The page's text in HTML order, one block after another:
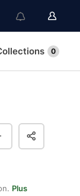
0
Plus